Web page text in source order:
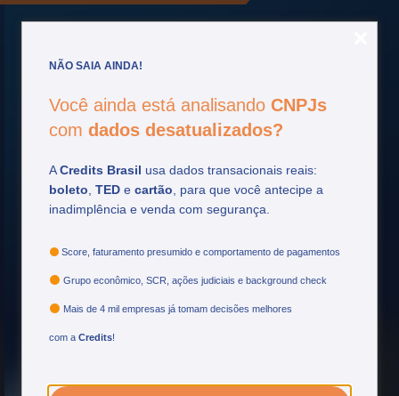
NÃO SAIA AINDA!
Você ainda está analisando CNPJs
com dados desatualizados?
ACredits Brasil usa dados transacionais reais:
boleto TED e cartão , para que você antecipe a
inadimplência e venda com segurança.
Score, faturamento presumido e comportamento de pagamentos
Grupo econômico, SCR, ações judiciais e background check
Mais de 4 mil empresas já tomam decisões melhores
com a Credits!
Fique pordentro
Acompanhe as principais atualizações do setor
financeiro e tome decisões mais estratégicas.